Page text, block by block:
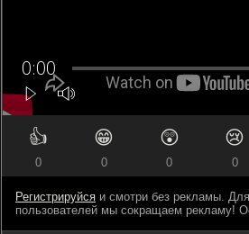
👍
0
😁
0
😲
0
😢
0
Регистрируйся и смотри без рекламы.
пользователей мы сокращаем рекламу!